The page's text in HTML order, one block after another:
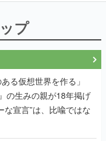
プ
る仮想世界を作る」
の生みの親が18年掲げ
な宣言”は、比喩ではな